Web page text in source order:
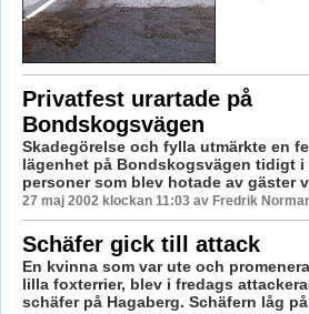
Privatfest urartade på
Bondskogsvägen
Skadegörelse och fylla utmärkte en
lägenhet på Bondskogsvägen tidigt i
personer som blev hotade av gäster
27 maj 2002 klockan 11:03 av Fredrik
Schäfer gick till attack
En kvinna som var ute och
lilla foxterrier, blev i fredags
schäfer på Hagaberg. Schäfern låg